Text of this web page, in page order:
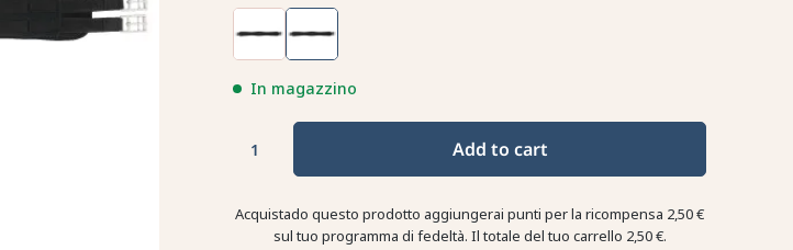
In magazzino
Add to cart
Acquistado questo prodotto aggiungerai punti per la ricompensa 2,50 €
sul tuo programma di fedeltà. Il totale del tuo carrello 2,50 €.